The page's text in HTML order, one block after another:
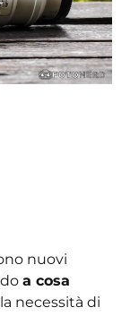
nuovi
a cosa
necessità di